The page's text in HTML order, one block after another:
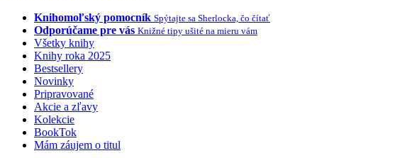
Knihomoľský pomocník Spýtajte sa Sherlocka, čo čítať
Odporúčame pre vás Knižné tipy ušité na mieru vám
Všetky knihy
Knihy roka 2025
Bestsellery
Novinky
Pripravované
Akcie a zľavy
Kolekcie
BookTok
Mám záujem o titul